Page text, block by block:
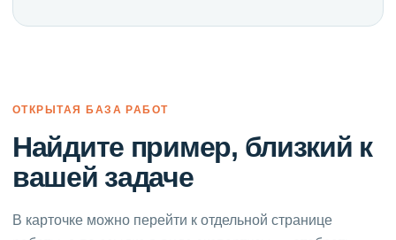
ОТКРЫТАЯ БАЗА РАБОТ
Найдите пример, близкий к
вашей задаче
В карточке можно перейти к отдельной странице